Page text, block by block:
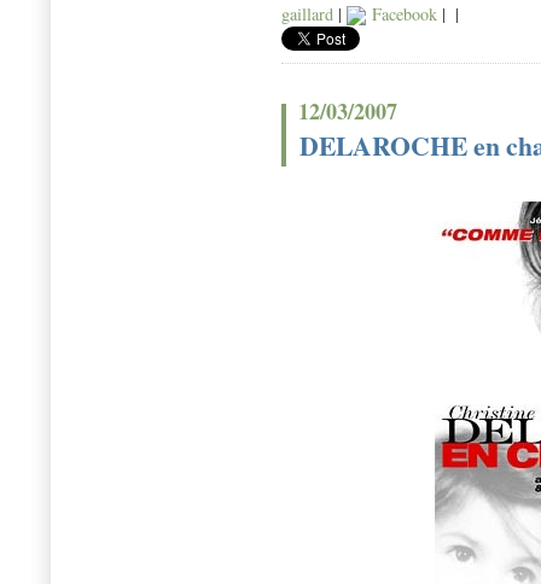
gaillard | Facebook | |
12/03/2007
DELAROCHE en